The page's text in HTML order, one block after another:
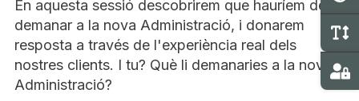
En aquesta sessió descobrirem que hauríem de
demanar a la nova Administració, i donarem
resposta a través de l'experiència real dels
nostres clients. I tu? Què li demanaries a la nova
Administració?